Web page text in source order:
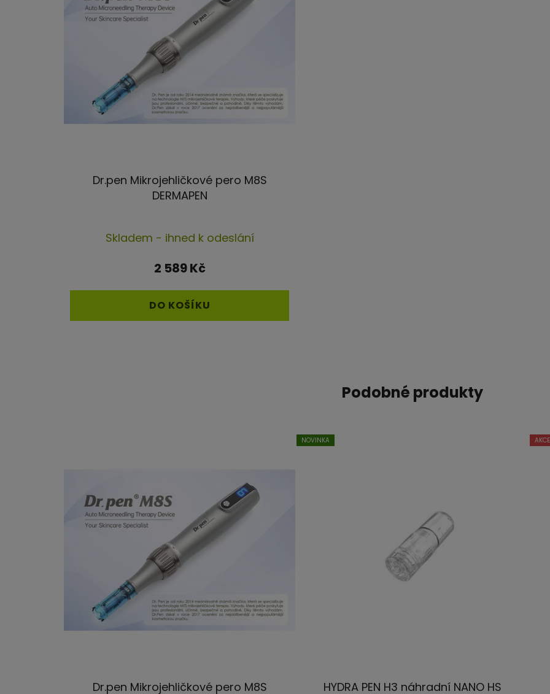
Dr.pen Mikrojehličkové pero M8S
DERMAPEN
hodnocení
produktu
4,3
z
Skladem - ihned k odeslání
2 589 Kč
DO KOŠÍKU
Podobné produkty
Dr.pen Mikrojehličkové pero M8S
NOVINKA
HYDRA PEN H3 náhradní NANO HS
AKCE